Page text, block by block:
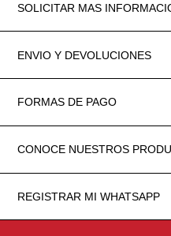
SOLICITAR MAS
ENVIO Y DEVOLUCIONES
FORMAS DE PAGO
CONOCE NUESTROS
REGISTRAR MI WHATSAPP